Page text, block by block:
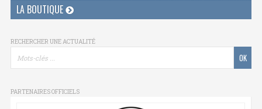
LA BOUTIQUE
RECHERCHER UNE ACTUALITÉ
PARTENAIRES OFFICIELS